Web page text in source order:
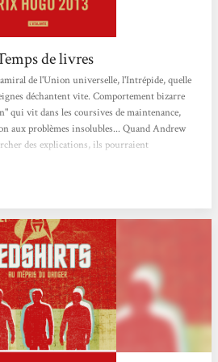
de livres
de l'Union universelle, l'Intrépide, quelle
déchantent vite. Comportement bizarre
qui vit dans les coursives de maintenance,
aux problèmes insolubles... Quand Andrew
des explications, ils pourraient
"redshirts". Dans la série Star Trek originale